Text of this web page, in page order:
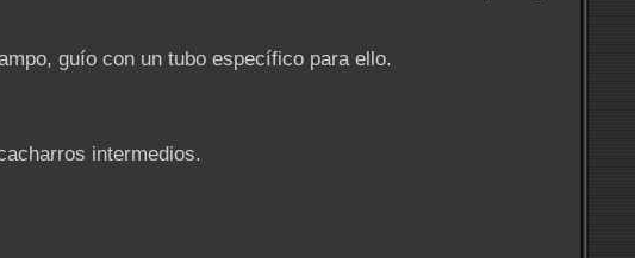
guío con un tubo específico para ello.
intermedios.